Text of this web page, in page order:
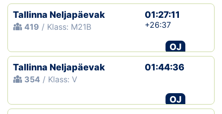
Tallinna Neljapäevak
419 / Klass: M21B
01:27:11
+26:37
OJ
Tallinna Neljapäevak
354 / Klass: V
01:44:36
OJ